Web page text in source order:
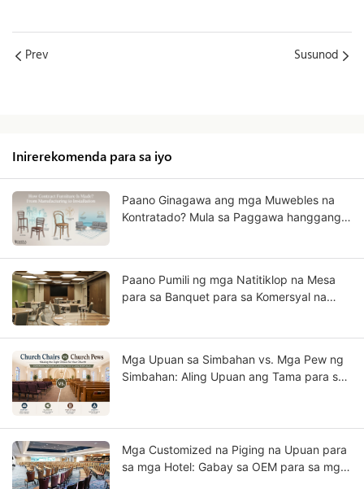
Prev Susunod
Inirerekomenda para sa iyo
Paano Ginagawa ang mga Muwebles na
Kontratado? Mula sa Paggawa hanggang
Paano Pumili ng mga Natitiklop na Mesa
para sa Banquet para sa Komersyal na
Mga Upuan sa Simbahan vs. Mga Pew ng
Simbahan: Aling Upuan ang Tama para sa
Mga Customized na Piging na Upuan para
sa mga Hotel: Gabay sa OEM para sa mga